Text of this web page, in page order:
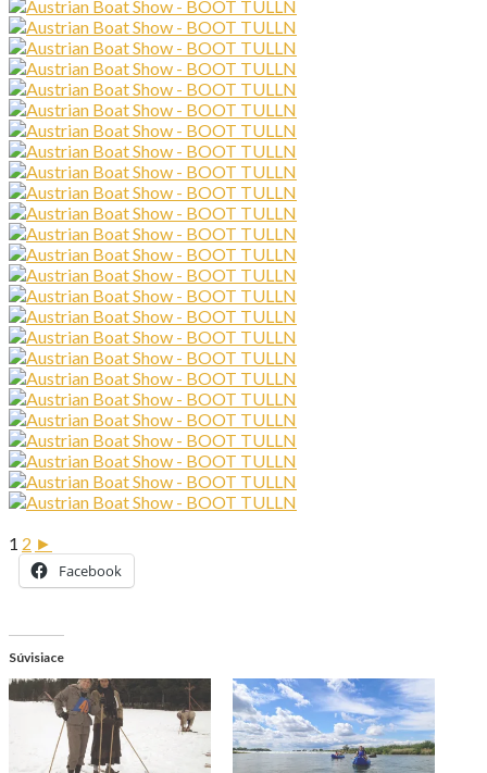
1 2 ►
Facebook
Súvisiace